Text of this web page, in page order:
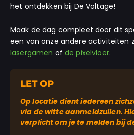
het ontdekken bij De Voltage!
Maak de dag compleet door dit
een van onze andere activiteiten
lasergamen of de pixelvloer.
LET OP
Op locatie dient iedereen
via de witte aanmeldzuilen.
verplicht om je te melden bij